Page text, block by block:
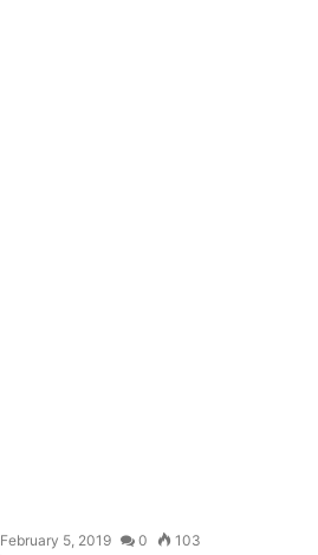
February 5, 2019 0 103